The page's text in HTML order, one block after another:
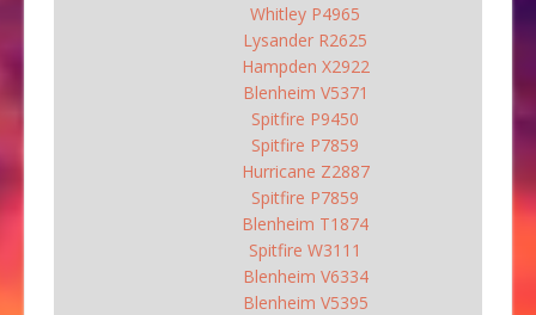
Whitley P4965
Lysander R2625
Hampden X2922
Blenheim V5371
Spitfire P9450
Spitfire P7859
Hurricane Z2887
Spitfire P7859
Blenheim T1874
Spitfire W3111
Blenheim V6334
Blenheim V5395